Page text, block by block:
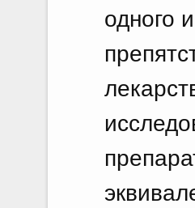
одного